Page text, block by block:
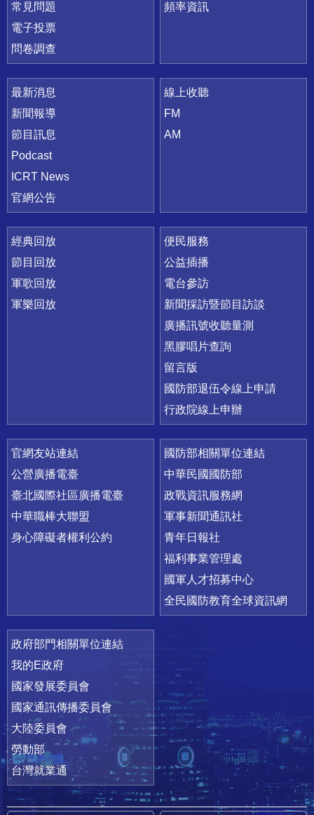
常見問題
電子投票
問卷調查
頻率資訊
最新消息
新聞報導
節目訊息
Podcast
ICRT News
官網公告
線上收聽
FM
AM
經典回放
節目回放
軍歌回放
軍樂回放
便民服務
公益插播
電台參訪
新聞採訪暨節目訪談
廣播訊號收聽量測
黑膠唱片查詢
留言版
國防部退伍令線上申請
行政院線上申辦
官網友站連結
公營廣播電臺
臺北國際社區廣播電臺
中華職棒大聯盟
身心障礙者權利公約
國防部相關單位連結
中華民國國防部
政戰資訊服務網
軍事新聞通訊社
青年日報社
福利事業管理處
國軍人才招募中心
全民國防教育全球資訊網
政府部門相關單位連結
我的E政府
國家發展委員會
國家通訊傳播委員會
大陸委員會
勞動部
台灣就業通